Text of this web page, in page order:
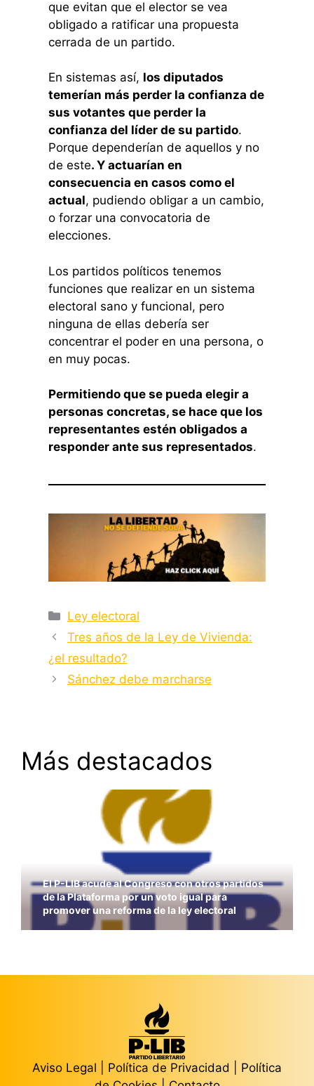
que evitan que el elector se vea
obligado a ratificar una propuesta
cerrada de un partido.
En sistemas así, los diputados
temerían más perder la confianza de
sus votantes que perder la
confianza del líder de su partido.
Porque dependerían de aquellos y no
de este. Y actuarían en
consecuencia en casos como el
actual, pudiendo obligar a un cambio,
o forzar una convocatoria de
elecciones.
Los partidos políticos tenemos
funciones que realizar en un sistema
electoral sano y funcional, pero
ninguna de ellas debería ser
concentrar el poder en una persona, o
en muy pocas.
Permitiendo que se pueda elegir a
personas concretas, se hace que los
representantes estén obligados a
responder ante sus representados.
Categorías
Ley electoral
Tres años de la Ley de Vivienda:
¿el resultado?
Sánchez debe marcharse
Más destacados
El P-LIB acude al Congreso con otros partidos
de la Plataforma por un voto igual para
promover una reforma de la ley electoral
Aviso Legal Política de Privacidad
Política